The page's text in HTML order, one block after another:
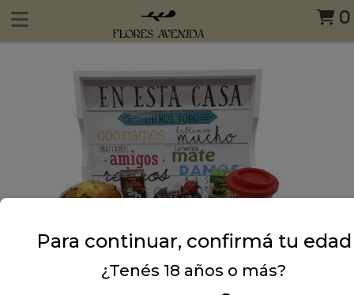
0
Para continuar, confirmá tu edad
¿Tenés 18 años o más?